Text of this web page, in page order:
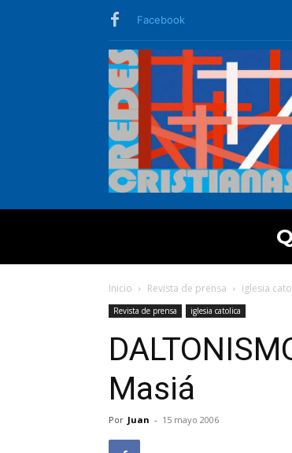
Facebook
Inicio Revista de prensa iglesia
Revista de prensa iglesia catolica
Masiá
Por Juan - 15 mayo 2006